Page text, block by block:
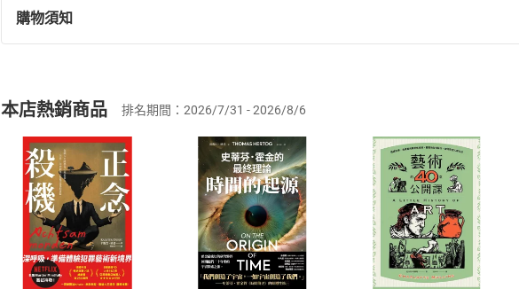
退換貨規定：
(一)依消費者保護法第19條第1項後段暨通訊交易解除權合理例外情事適用
(二)消費者訂購本店鋪之商品即代表知悉本店鋪所銷售之商品為電子書，
且已下載/存取電子書，不得請求退貨退款。
退貨方式：您欲取消訂單或辦理退貨時，請登入樂天市場，並於「我的訂單
貨」，本店鋪將依您的申請進行審核，待審核通過後將為您辦理退款事宜。
請注意，樂天市場須以整筆訂單為單位進行取消/退貨，恕無法以單支商品取
購物須知
挑選商品
Choose
放入購物車
Shopping cart
登入帳號
Login
購書後，如何開始使用？
Step1.選擇閱讀載具 Step2.登入
本店熱銷商品 排名期間：2026/7/31 - 2026/8/6